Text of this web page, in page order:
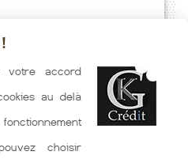
Montagnes) toutes les semaines.
partenaires bancaires. Meilleur
immobilier indicatif fonction des
votre accord
au delà
choisir